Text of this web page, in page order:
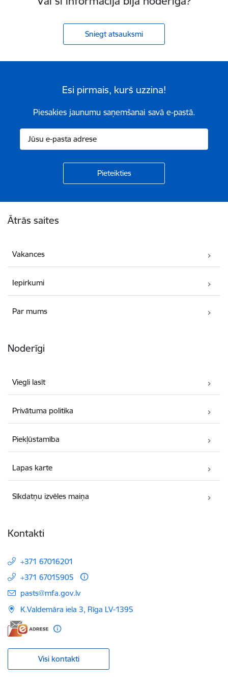
Sniegt atsauksmi
Esi pirmais, kurš uzzina!
Piesakies jaunumu saņemšanai savā e-pastā.
Ātrās saites
Vakances
Iepirkumi
Par mums
Noderīgi
Viegli lasīt
Privātuma politika
Piekļūstamība
Lapas karte
Sīkdatņu izvēles maiņa
Kontakti
+371 67016201
+371 67015905
E-pasts:
pasts@mfa.gov.lv
K.Valdemāra iela 3, Rīga LV-1395
Visi kontakti